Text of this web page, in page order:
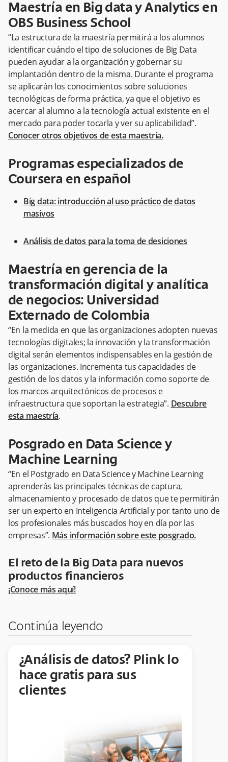
Maestría en Big data y Analytics en
OBS Business School
“La estructura de la maestría permitirá a los alumnos
identificar cuándo el tipo de soluciones de Big Data
pueden ayudar a la organización y gobernar su
implantación dentro de la misma. Durante el programa
se aplicarán los conocimientos sobre soluciones
tecnológicas de forma práctica, ya que el objetivo es
acercar al alumno a la tecnología actual existente en el
mercado para poder tocarla y ver su aplicabilidad”.
Conocer otros objetivos de esta maestría.
Programas especializados de
Coursera en español
Big data: introducción al uso práctico de datos
masivos
Análisis de datos para la toma de desiciones
Maestría en gerencia de la
transformación digital y analítica
de negocios: Universidad
Externado de Colombia
“En la medida en que las organizaciones adopten nuevas
tecnologías digitales; la innovación y la transformación
digital serán elementos indispensables en la gestión de
las organizaciones. Incrementa tus capacidades de
gestión de los datos y la información como soporte de
los marcos arquitectónicos de procesos e
infraestructura que soportan la estrategia”. Descubre
esta maestría.
Posgrado en Data Science y
Machine Learning
“En el Postgrado en Data Science y Machine Learning
aprenderás las principales técnicas de captura,
almacenamiento y procesado de datos que te permitirán
ser un experto en Inteligencia Artificial y por tanto uno de
los profesionales más buscados hoy en día por las
empresas”. Más información sobre este posgrado.
El reto de la Big Data para nuevos
productos financieros
¡Conoce más aquí!
Continúa leyendo
¿Análisis de datos? Plink lo
hace gratis para sus
clientes